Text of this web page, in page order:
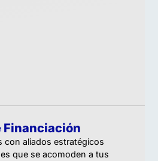
Financiación
con aliados estratégicos
que se acomoden a tus